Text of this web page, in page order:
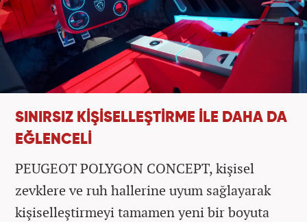
SINIRSIZ KİŞİSELLEŞTİRME İLE DAHA DA
EĞLENCELİ
PEUGEOT POLYGON CONCEPT, kişisel
zevklere ve ruh hallerine uyum sağlayarak
kişiselleştirmeyi tamamen yeni bir boyuta